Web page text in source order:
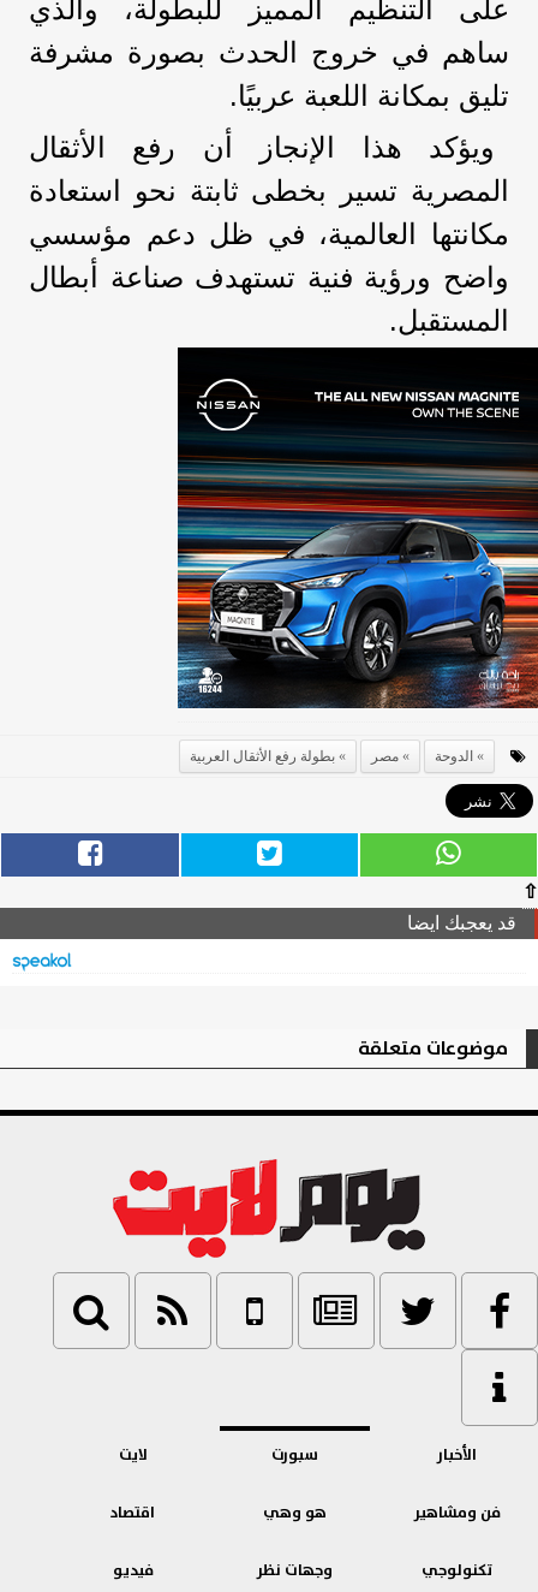
على التنظيم المميز للبطولة، والذي
ساهم في خروج الحدث بصورة مشرفة
تليق بمكانة اللعبة عربيًا.
ويؤكد هذا الإنجاز أن رفع الأثقال
المصرية تسير بخطى ثابتة نحو استعادة
مكانتها العالمية، في ظل دعم مؤسسي
واضح ورؤية فنية تستهدف صناعة أبطال
المستقبل.
الدوحة مصر بطولة رفع الأثقال العربية
⇧
قد يعجبك ايضا
موضوعات متعلقة
الأخبار سبورت لايت
فن ومشاهير هو وهي اقتصاد
تكنولوجي وجهات نظر فيديو